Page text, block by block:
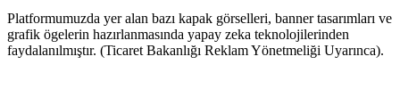
Platformumuzda yer alan bazı kapak görselleri, banner tasarımları ve
grafik ögelerin hazırlanmasında yapay zeka teknolojilerinden
faydalanılmıştır. (Ticaret Bakanlığı Reklam Yönetmeliği Uyarınca).